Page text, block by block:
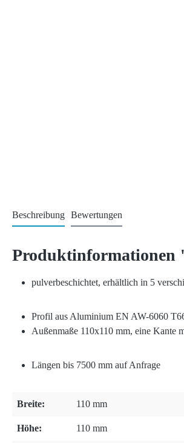
Beschreibung Bewertungen
Produktinformationen
pulverbeschichtet, erhältlich in 5
Profil aus Aluminium EN AW-6060
Außenmaße 110x110 mm, eine Kante
Längen bis 7500 mm auf Anfrage
Breite: 110 mm
Höhe: 110 mm